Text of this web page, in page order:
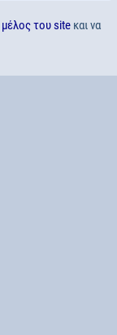
μέλος του site και να